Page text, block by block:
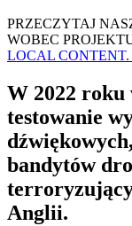
PRZECZYTAJ
WOBEC
LOCAL
W 2022 roku
testowanie
bandytów
Anglii.